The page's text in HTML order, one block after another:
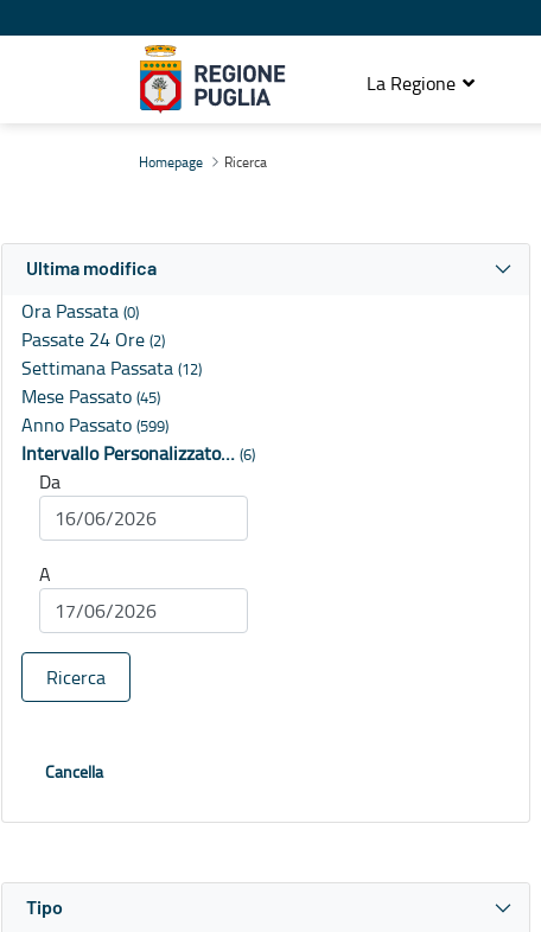
La Regione
Homepage Ricerca
Ultima modifica
Ora Passata (0)
Passate 24 Ore (2)
Settimana Passata (12)
Mese Passato (45)
Anno Passato (599)
Intervallo Personalizzato… (6)
Da
A
Ricerca
Cancella
Tipo